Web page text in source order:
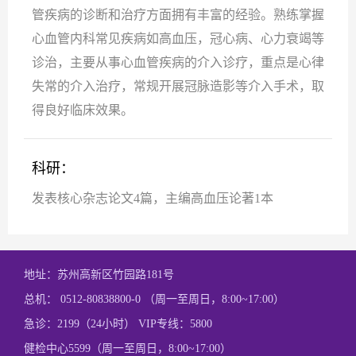
管疾病的诊断和治疗方面拥有丰富的经验。熟练掌握
心血管内科常见疾病如高血压，冠心病、心力衰竭等
诊治，主要从事心血管疾病的介入诊疗，重点是心律
失常的介入治疗，常规开展冠脉造影等介入手术，取
得良好临床效果。
科研：
发表核心杂志论文4篇，主编高血压论著1本
地址：苏州高新区竹园路181号
总机： 0512-80838800-0 （周一至周日，8:00~17:00）
急诊：2199（24小时） VIP专线：5800
健检中心5599（周一至周日，8:00~17:00）